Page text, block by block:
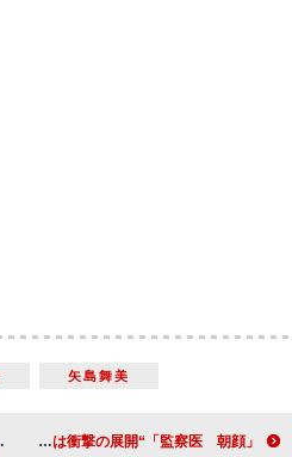
矢島舞美
「監察医 朝顔」“平”時任三郎の演技に「号泣」 “森本刑事”森本慎太郎には衝撃の展開